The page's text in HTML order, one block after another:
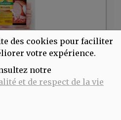
des cookies pour faciliter
votre expérience.
notre
et de respect de la vie
100g bonneterre
6.25€/pc